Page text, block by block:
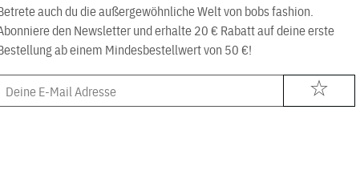
auch du die außergewöhnliche Welt von bobs fashion.
den Newsletter und erhalte 20 € Rabatt auf deine erste
ab einem Mindesbestellwert von 50 €!